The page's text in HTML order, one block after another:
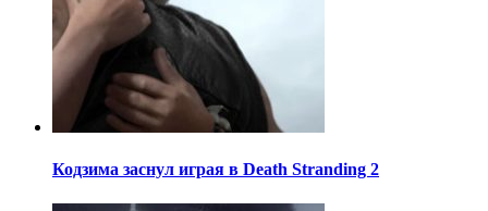
Кодзима заснул играя в Death Stranding 2